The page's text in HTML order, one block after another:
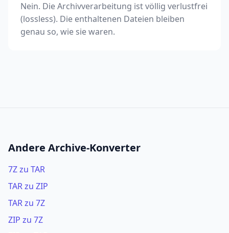
Nein. Die Archivverarbeitung ist völlig verlustfrei
(lossless). Die enthaltenen Dateien bleiben
genau so, wie sie waren.
Andere Archive-Konverter
7Z zu TAR
TAR zu ZIP
TAR zu 7Z
ZIP zu 7Z